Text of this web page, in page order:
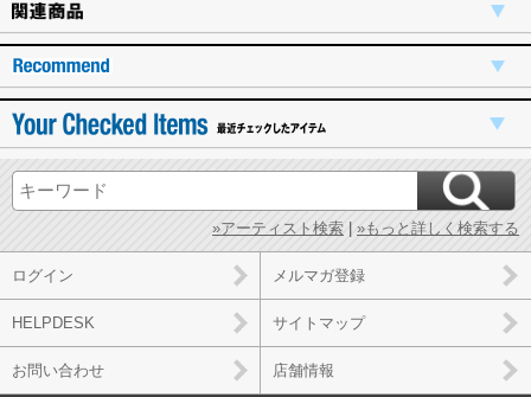
»アーティスト検索 »もっと詳しく検索する
ログイン メルマガ登録
HELPDESK サイトマップ
お問い合わせ 店舗情報